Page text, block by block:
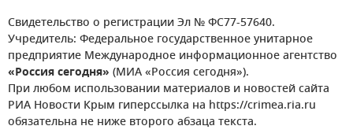
Свидетельство о регистрации Эл № ФС77-57640.
Учредитель: Федеральное государственное унитарное
предприятие Международное информационное агентство
«Россия сегодня» (МИА «Россия сегодня»).
При любом использовании материалов и новостей сайта
РИА Новости Крым гиперссылка на https://crimea.ria.ru
обязательна не ниже второго абзаца текста.